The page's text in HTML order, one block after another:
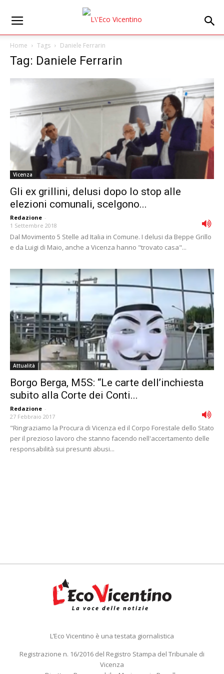
Home Tags Daniele Ferrarin
Tag: Daniele Ferrarin
Vicenza
Gli ex grillini, delusi dopo lo stop alle
elezioni comunali, scelgono...
Redazione -
1 Settembre 2018
Dal Movimento 5 Stelle ad Italia in Comune. I delusi da Beppe Grillo
e da Luigi di Maio, anche a Vicenza hanno "trovato casa"...
Attualità
Borgo Berga, M5S: “Le carte dell’inchiesta
subito alla Corte dei Conti...
Redazione -
27 Febbraio 2017
"Ringraziamo la Procura di Vicenza ed il Corpo Forestale dello Stato
per il prezioso lavoro che stanno facendo nell'accertamento delle
responsabilità sui presunti abusi...
L’Eco Vicentino è una testata giornalistica
Registrazione n. 16/2016 del Registro Stampa del Tribunale di
Vicenza